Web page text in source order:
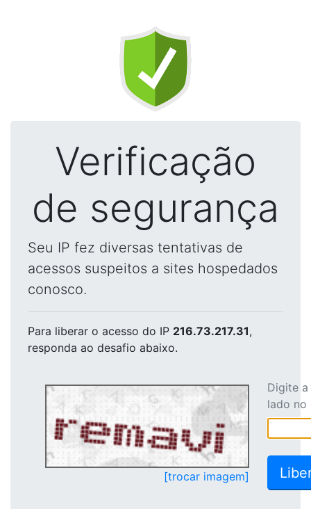
Verificação
de segurança
Seu IP fez diversas tentativas de
acessos suspeitos a sites hospedados
conosco.
Para liberar o acesso do IP 216.73.217.31,
responda ao desafio abaixo.
[trocar imagem]
Digite
lado no